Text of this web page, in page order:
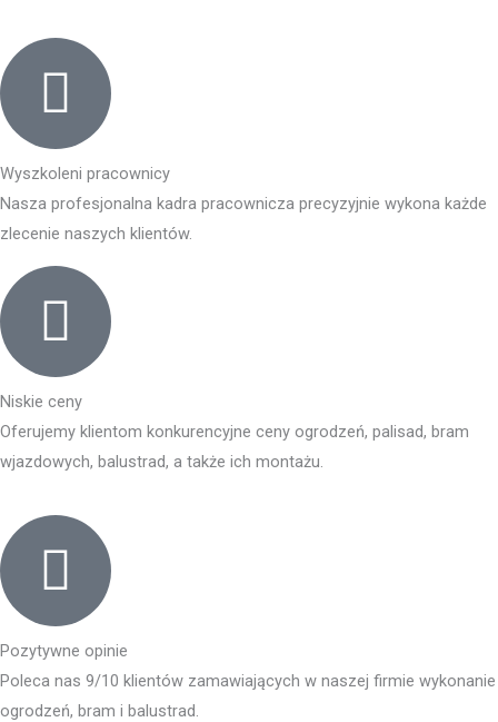
Wyszkoleni pracownicy
Nasza profesjonalna kadra pracownicza precyzyjnie wykona każde
zlecenie naszych klientów.
Niskie ceny
Oferujemy klientom konkurencyjne ceny ogrodzeń, palisad, bram
wjazdowych, balustrad, a także ich montażu.
Pozytywne opinie
Poleca nas 9/10 klientów zamawiających w naszej firmie wykonanie
ogrodzeń, bram i balustrad.